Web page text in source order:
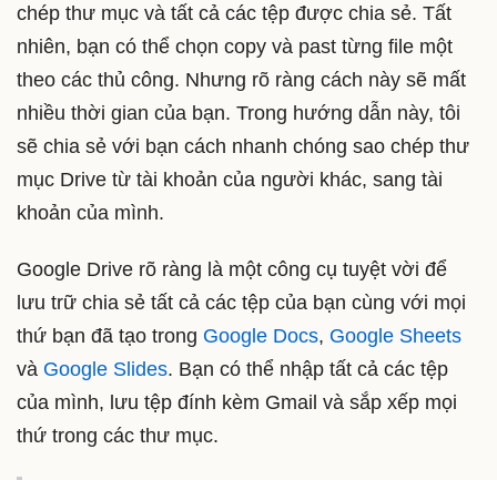
chép thư mục và tất cả các tệp được chia sẻ. Tất
nhiên, bạn có thể chọn copy và past từng file một
theo các thủ công. Nhưng rõ ràng cách này sẽ mất
nhiều thời gian của bạn. Trong hướng dẫn này, tôi
sẽ chia sẻ với bạn cách nhanh chóng sao chép thư
mục Drive từ tài khoản của người khác, sang tài
khoản của mình.
Google Drive rõ ràng là một công cụ tuyệt vời để
lưu trữ chia sẻ tất cả các tệp của bạn cùng với mọi
thứ bạn đã tạo trong Google Docs, Google Sheets
và Google Slides. Bạn có thể nhập tất cả các tệp
của mình, lưu tệp đính kèm Gmail và sắp xếp mọi
thứ trong các thư mục.